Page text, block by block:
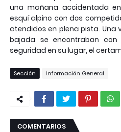
una mañana accidentada
esquí alpino con dos
atendidos en plena pista. Una
bajada se encontraban
seguridad en su lugar, el
Sección Información General
COMENTARIOS